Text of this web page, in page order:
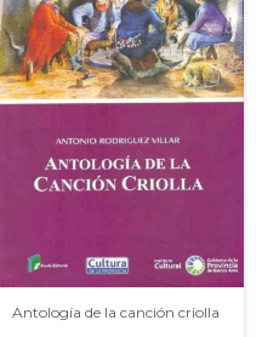
Antología de la canción criolla